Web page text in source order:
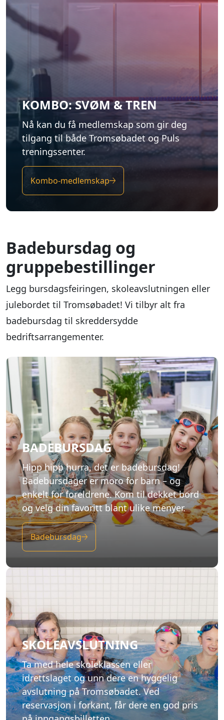
KOMBO: SVØM & TREN
Nå kan du få medlemskap som gir deg
tilgang til både Tromsøbadet og Puls
treningssenter.
Kombo-medlemskap
Badebursdag og
gruppebestillinger
Legg bursdagsfeiringen, skoleavslutningen eller
julebordet til Tromsøbadet! Vi tilbyr alt fra
badebursdag til skreddersydde
bedriftsarrangementer.
BADEBURSDAG
Hipp hipp hurra, det er badebursdag!
Badebursdager er moro for barn – og
enkelt for foreldrene. Kom til dekket bord
og velg din favoritt blant ulike menyer.
Badebursdag
SKOLEAVSLUTNING
Ta med hele skoleklassen eller
idrettslaget og unn dere en hyggelig
avslutning på Tromsøbadet. Ved
reservasjon i forkant, får dere en god pris